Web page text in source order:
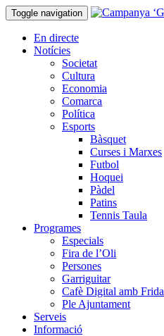
Toggle navigation
En directe
Notícies
Societat
Cultura
Economia
Comarca
Política
Esports
Bàsquet
Curses i Marxes
Futbol
Hoquei
Pàdel
Patins
Tennis Taula
Programes
Especials
Fira de l’Oli
Persones
Garriguitar
Cafè Digital amb Frida
Ple Ajuntament
Serveis
Informació